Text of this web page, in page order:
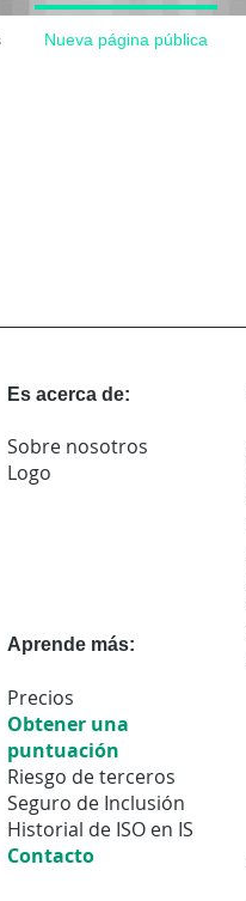
Nueva página pública
Es acerca de:
Sobre nosotros
Logo
Aprende más:
Precios
Obtener una
puntuación
Riesgo de terceros
Seguro de Inclusión
Historial de ISO en IS
Contacto